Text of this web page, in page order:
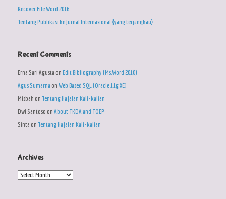
Recover File Word 2016
Tentang Publikasi ke Jurnal Internasional {yang terjangkau}
Recent Comments
Erna Sari Agusta on Edit Bibliography (Ms.Word 2010)
Agus Sumarna on Web Based SQL (Oracle 11g XE)
Misbah on Tentang Hafalan Kali-kalian
Dwi Santoso on About TKDA and TOEP
Sinta on Tentang Hafalan Kali-kalian
Archives
Archives